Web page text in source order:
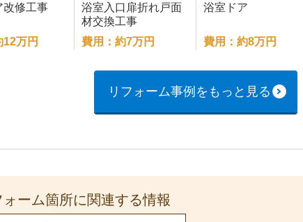
改修工事
万円
浴室入口扉折れ戸面
材交換工事
費用：約7万円
浴室ドア
費用：約8万円
リフォーム事例をもっと見る
ォーム箇所に関連する情報